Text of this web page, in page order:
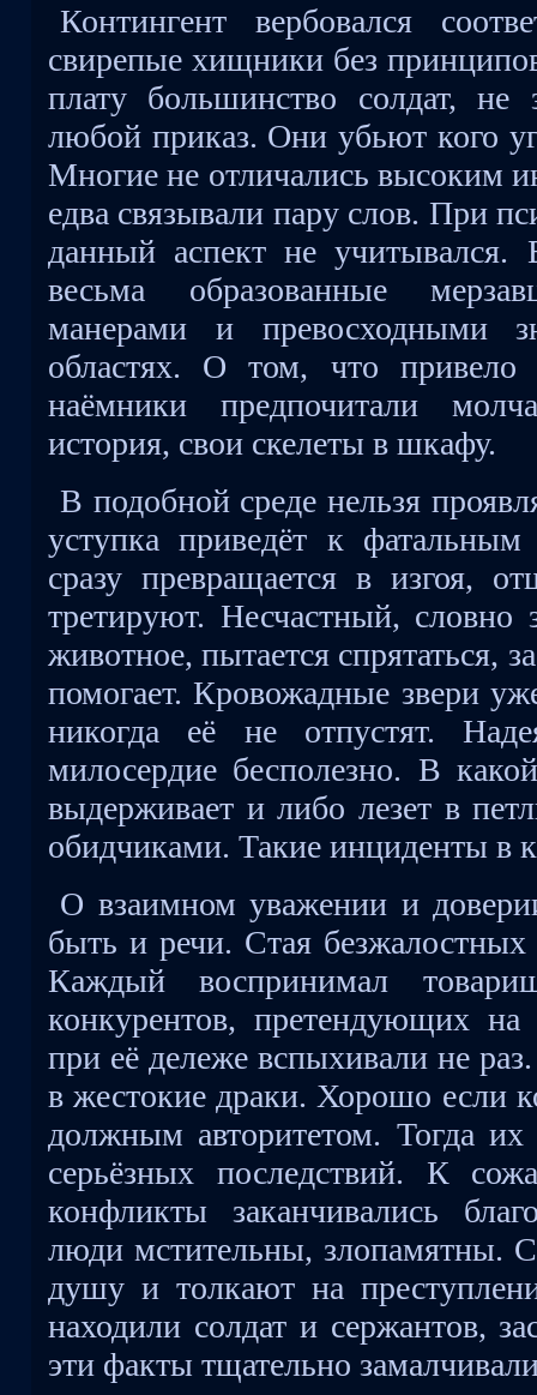
Контингент вербовался
свирепые хищники без
плату большинство солдат, не
любой приказ. Они убьют кого
Многие не отличались высоким
едва связывали пару слов. При
данный аспект не учитывался.
весьма образованные
манерами и превосходными
областях. О том, что
наёмники предпочитали
история, свои скелеты в шкафу.
В подобной среде нельзя
уступка приведёт к фатальным
сразу превращается в изгоя,
третируют. Несчастный, словно
животное, пытается спрятаться,
помогает. Кровожадные звери
никогда её не отпустят.
милосердие бесполезно. В
выдерживает и либо лезет в
обидчиками. Такие инциденты в
О взаимном уважении и
быть и речи. Стая безжалостных
Каждый воспринимал
конкурентов, претендующих
при её дележе вспыхивали не
в жестокие драки. Хорошо если
должным авторитетом. Тогда их
серьёзных последствий. К
конфликты заканчивались
люди мстительны, злопамятны.
душу и толкают на
находили солдат и сержантов,
эти факты тщательно